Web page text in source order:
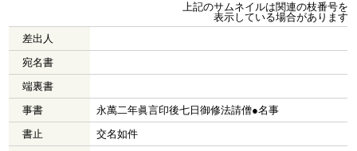
上記のサムネイルは関連の枝番号を
表示している場合があります
差出人
宛名書
端裏書
事書
永萬二年眞言印後七日御修法請僧●名事
書止
交名如件